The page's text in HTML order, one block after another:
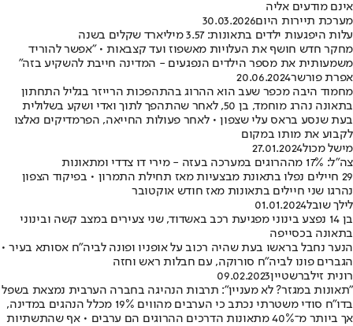
אינם מודעים אליה
מערכת תיירות היום30.03.2026
עלות היפגעות ילדים בתאונות: 3.57 מיליארד שקלים בשנה
מחקר חדש חושף את העלויות מאשפוז ועד קצבאות • "אפשר להוריד
משמעותית את מספר הילדים הנפגעים - המדינה חייבת להשקיע בזה"
אפרת פורשר20.06.2024
מחמוד היבה מכפר שעב הוא ההרוג בהתהפכות הרייזר בגליל התחתון
בתאונה נהרג מוחמד, בן 50, לאחר שהתהפך לתוך ואדי ושקע בשלולית
בעת שנסע בראס עלי שצפון • לאחר פעולות החייאה, הפרמדיקים נאלצו
לקבוע את מותו במקום
מישל מכול27.01.2024
צה"ל: 17% מההרוגים במערכה בעזה - מירי דו צדדי ומתאונות
29 חיילים נפלו בתאונת מבצעיות מאז תחילת התמרון • בפיקוד הצפון
נהרגו שני חיילים בתאונות מאז חודש אוקטובר
לילך שובל01.01.2024
בן 14 נפצע בינוני מפגיעת רכב באשדוד, שני צעירים במצב קשה ובינוני
בתאונה בכסייפה
הנער נחבל בראשו בעת שהיה רכוב על אופניו ופונה לביה"ח אסותא בעיר •
הגברים פונו לביה"ח סורוקה, עם חבלות ראש וחזה
רונית זילברשטיין09.02.2023
"תאונות במגזר? לא מעניין": תרבות הנהיגה בחברה הערבית נמצאת בשפל
בדו"ח סודי משטרתי נכתב כי הערבים מהווים 19% מכלל הנהגים במדינה,
אך ביותר מ־40% מתאונות הדרכים ההרוגים הם ערבים • אף שהתשתיות